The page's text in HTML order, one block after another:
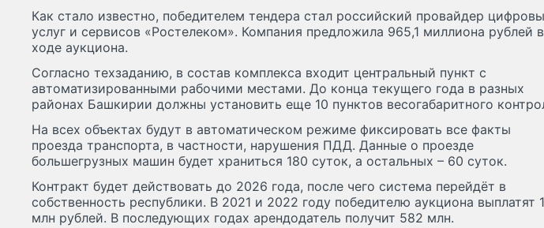
Как стало известно, победителем тендера стал российский провайдер
услуг и сервисов «Ростелеком». Компания предложила 965,1 миллиона рублей в
ходе аукциона.
Согласно техзаданию, в состав комплекса входит центральный пункт с
автоматизированными рабочими местами. До конца текущего года в разных
районах Башкирии должны установить еще 10 пунктов весогабаритного
На всех объектах будут в автоматическом режиме фиксировать все факты
проезда транспорта, в частности, нарушения ПДД. Данные о проезде
большегрузных машин будет храниться 180 суток, а остальных – 60 суток.
Контракт будет действовать до 2026 года, после чего система перейдёт в
собственность республики. В 2021 и 2022 году победителю аукциона выплатят
млн рублей. В последующих годах арендодатель получит 582 млн.